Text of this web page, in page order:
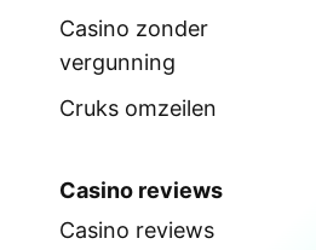
Casino zonder
vergunning
Cruks omzeilen
Casino reviews
Casino reviews